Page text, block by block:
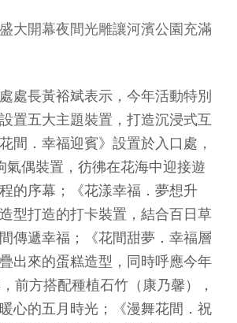
大開幕夜間光雕讓河濱公園充滿
處長黃裕斌表示，今年活動特別
置五大主題裝置，打造沉浸式互
間．幸福迎賓》設置於入口處，
氣偶裝置，彷彿在花海中迎接遊
的序幕；《花漾幸福．夢想升
型打造的打卡裝置，結合百日草
傳遞幸福；《花間甜夢．幸福層
出來的蛋糕造型，同時呼應今年
前方搭配種植石竹（康乃馨），
心的五月時光；《漫舞花間．祝